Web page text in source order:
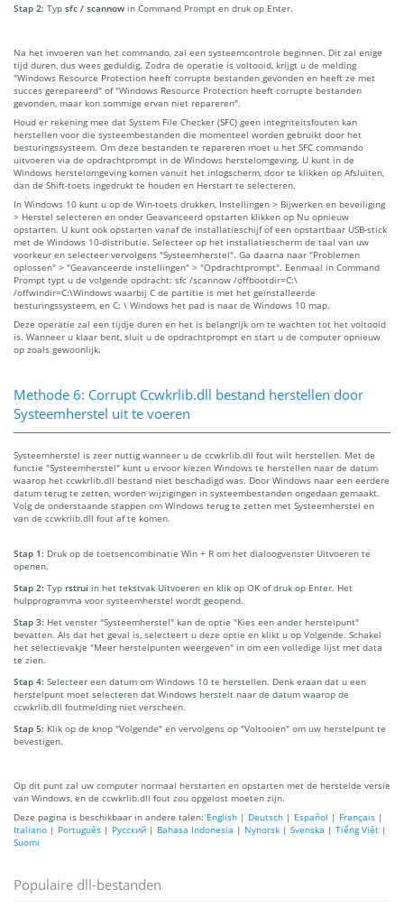
Stap 2: Typ sfc / scannow in Command Prompt en druk op Enter.
Na het invoeren van het commando, zal een systeemcontrole beginnen. Dit zal enige
tijd duren, dus wees geduldig. Zodra de operatie is voltooid, krijgt u de melding
"Windows Resource Protection heeft corrupte bestanden gevonden en heeft ze met
succes gerepareerd" of "Windows Resource Protection heeft corrupte bestanden
gevonden, maar kon sommige ervan niet repareren".
Houd er rekening mee dat System File Checker (SFC) geen integriteitsfouten kan
herstellen voor die systeembestanden die momenteel worden gebruikt door het
besturingssysteem. Om deze bestanden te repareren moet u het SFC commando
uitvoeren via de opdrachtprompt in de Windows herstelomgeving. U kunt in de
Windows herstelomgeving komen vanuit het inlogscherm, door te klikken op Afsluiten,
dan de Shift-toets ingedrukt te houden en Herstart te selecteren.
In Windows 10 kunt u op de Win-toets drukken, Instellingen > Bijwerken en beveiliging
> Herstel selecteren en onder Geavanceerd opstarten klikken op Nu opnieuw
opstarten. U kunt ook opstarten vanaf de installatieschijf of een opstartbaar USB-stick
met de Windows 10-distributie. Selecteer op het installatiescherm de taal van uw
voorkeur en selecteer vervolgens "Systeemherstel". Ga daarna naar "Problemen
oplossen" > "Geavanceerde instellingen" > "Opdrachtprompt". Eenmaal in Command
Prompt typt u de volgende opdracht: sfc /scannow /offbootdir=C:\
/offwindir=C:\Windows waarbij C de partitie is met het geïnstalleerde
besturingssysteem, en C: \ Windows het pad is naar de Windows 10 map.
Deze operatie zal een tijdje duren en het is belangrijk om te wachten tot het voltooid
is. Wanneer u klaar bent, sluit u de opdrachtprompt en start u de computer opnieuw
op zoals gewoonlijk.
Methode 6: Corrupt Ccwkrlib.dll bestand herstellen door
Systeemherstel uit te voeren
Systeemherstel is zeer nuttig wanneer u de ccwkrlib.dll fout wilt herstellen. Met de
functie "Systeemherstel" kunt u ervoor kiezen Windows te herstellen naar de datum
waarop het ccwkrlib.dll bestand niet beschadigd was. Door Windows naar een eerdere
datum terug te zetten, worden wijzigingen in systeembestanden ongedaan gemaakt.
Volg de onderstaande stappen om Windows terug te zetten met Systeemherstel en
van de ccwkrlib.dll fout af te komen.
Stap 1: Druk op de toetsencombinatie Win + R om het dialoogvenster Uitvoeren te
openen.
Stap 2: Typ rstrui in het tekstvak Uitvoeren en klik op OK of druk op Enter. Het
hulpprogramma voor systeemherstel wordt geopend.
Stap 3: Het venster "Systeemherstel" kan de optie "Kies een ander herstelpunt"
bevatten. Als dat het geval is, selecteert u deze optie en klikt u op Volgende. Schakel
het selectievakje "Meer herstelpunten weergeven" in om een volledige lijst met data
te zien.
Stap 4: Selecteer een datum om Windows 10 te herstellen. Denk eraan dat u een
herstelpunt moet selecteren dat Windows herstelt naar de datum waarop de
ccwkrlib.dll foutmelding niet verscheen.
Stap 5: Klik op de knop "Volgende" en vervolgens op "Voltooien" om uw herstelpunt te
bevestigen.
Op dit punt zal uw computer normaal herstarten en opstarten met de herstelde versie
van Windows, en de ccwkrlib.dll fout zou opgelost moeten zijn.
Deze pagina is beschikbaar in andere talen: English | Deutsch | Español | Français |
Italiano | Português | Русский | Bahasa Indonesia | Nynorsk | Svenska | Tiếng Việt |
Suomi
Populaire dll-bestanden